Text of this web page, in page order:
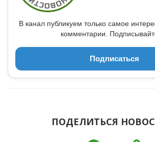
В канал публикуем только самое
комментарии.
Подписаться
ПОДЕЛИТЬСЯ